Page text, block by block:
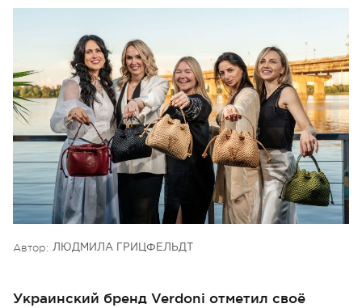
Автор: ЛЮДМИЛА ГРИЦФЕЛЬДТ
Украинский бренд Verdoni отметил своё